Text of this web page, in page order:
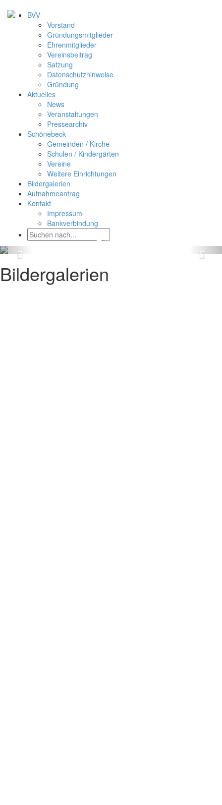
BVV
Vorstand
Gründungsmitglieder
Ehrenmitglieder
Vereinsbeitrag
Satzung
Datenschutzhinweise
Gründung
Aktuelles
News
Veranstaltungen
Pressearchiv
Schönebeck
Gemeinden / Kirche
Schulen / Kindergärten
Vereine
Weitere Einrichtungen
Bildergalerien
Aufnahmeantrag
Kontakt
Impressum
Bankverbindung
Bildergalerien